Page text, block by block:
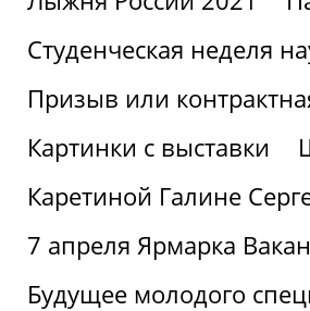
Студенческая неделя
Призыв или
Картинки с выставки
Каретиной Галине
7 апреля Ярмарка
Будущее молодого